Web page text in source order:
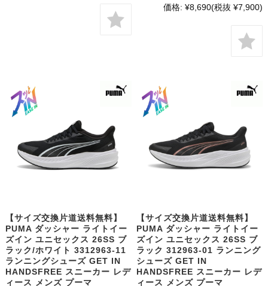
価格: ¥8,690(税抜 ¥7,900)
【サイズ交換片道送料無料】
PUMA ダッシャー ライトイー
ズイン ユニセックス 26SS ブ
ラック/ホワイト 3312963-11
ランニングシューズ GET IN
HANDSFREE スニーカー レデ
ィース メンズ プーマ
【サイズ交換片道送料無料】
PUMA ダッシャー ライトイー
ズイン ユニセックス 26SS ブ
ラック 312963-01 ランニング
シューズ GET IN
HANDSFREE スニーカー レデ
ィース メンズ プーマ